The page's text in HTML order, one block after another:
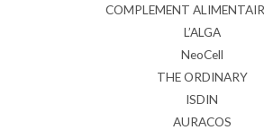
COMPLEMENT
L’ALGA
NeoCell
THE ORDINARY
ISDIN
AURACOS